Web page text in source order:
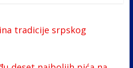
tradicije srpskog